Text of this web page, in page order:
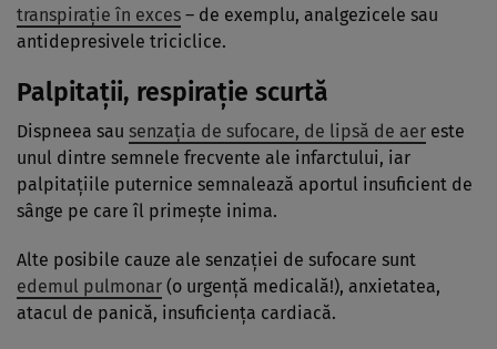
transpirație în exces – de exemplu, analgezicele sau
antidepresivele triciclice.
Palpitații, respirație scurtă
Dispneea sau senzația de sufocare, de lipsă de aer este
unul dintre semnele frecvente ale infarctului, iar
palpitațiile puternice semnalează aportul insuficient de
sânge pe care îl primește inima.
Alte posibile cauze ale senzației de sufocare sunt
edemul pulmonar (o urgență medicală!), anxietatea,
atacul de panică, insuficiența cardiacă.